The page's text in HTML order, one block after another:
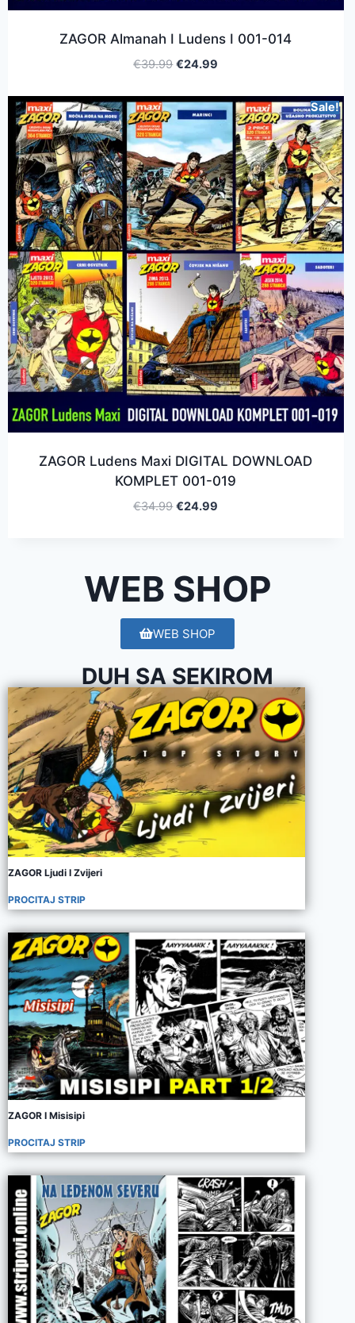
WEB SHOP
ZAGOR Almanah I Ludens I 001-014
€39.99 €24.99
Sale!
ZAGOR Ludens Maxi DIGITAL DOWNLOAD
KOMPLET 001-019
€34.99 €24.99
WEB SHOP
DUH SA SEKIROM
ZAGOR Ljudi I Zvijeri
PROCITAJ STRIP
ZAGOR I Misisipi
PROCITAJ STRIP